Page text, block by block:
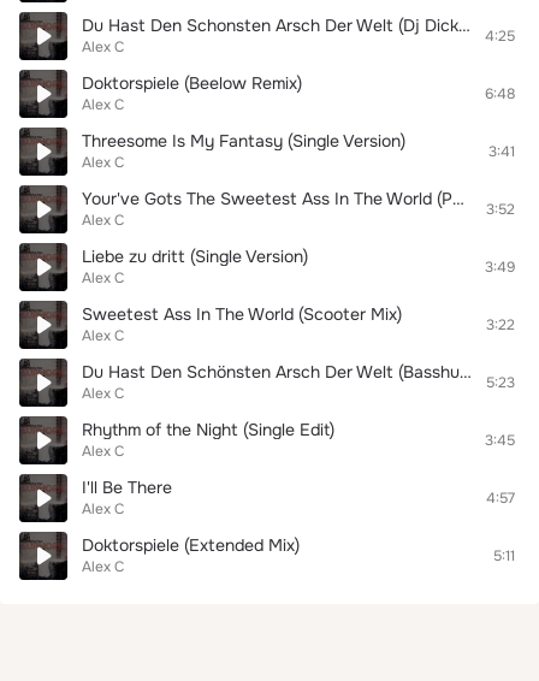
Du Hast Den Schonsten Arsch Der Welt (Dj Dick Silver Remix)
Alex C
4:25
Doktorspiele (Beelow Remix)
Alex C
6:48
Threesome Is My Fantasy (Single Version)
Alex C
3:41
Your've Gots The Sweetest Ass In The World (Puma Scorz Club Edit 2011)
Alex C
3:52
Liebe zu dritt (Single Version)
Alex C
3:49
Sweetest Ass In The World (Scooter Mix)
Alex C
3:22
Du Hast Den Schönsten Arsch Der Welt (Basshunter Mix)
Alex C
5:23
Rhythm of the Night (Single Edit)
Alex C
3:45
I'll Be There
Alex C
4:57
Doktorspiele (Extended Mix)
Alex C
5:11